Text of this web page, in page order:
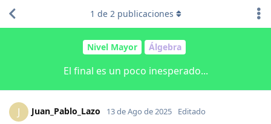
Nivel Mayor Álgebra
El final es un poco inesperado...
1 de 2publicaciones
J Juan_Pablo_Lazo 13 de Ago de 2025 Editado